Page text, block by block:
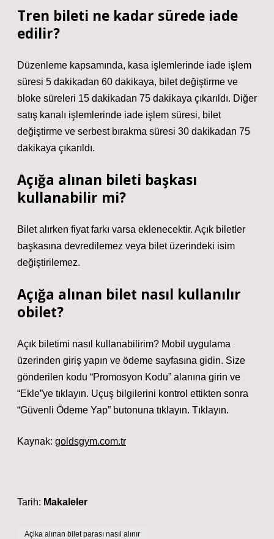
Tren bileti ne kadar sürede iade
edilir?
Düzenleme kapsamında, kasa işlemlerinde iade işlem
süresi 5 dakikadan 60 dakikaya, bilet değiştirme ve
bloke süreleri 15 dakikadan 75 dakikaya çıkarıldı. Diğer
satış kanalı işlemlerinde iade işlem süresi, bilet
değiştirme ve serbest bırakma süresi 30 dakikadan 75
dakikaya çıkarıldı.
Açığa alınan bileti başkası
kullanabilir mi?
Bilet alırken fiyat farkı varsa eklenecektir. Açık biletler
başkasına devredilemez veya bilet üzerindeki isim
değiştirilemez.
Açığa alınan bilet nasıl kullanılır
obilet?
Açık biletimi nasıl kullanabilirim? Mobil uygulama
üzerinden giriş yapın ve ödeme sayfasına gidin. Size
gönderilen kodu “Promosyon Kodu” alanına girin ve
“Ekle”ye tıklayın. Uçuş bilgilerini kontrol ettikten sonra
“Güvenli Ödeme Yap” butonuna tıklayın. Tıklayın.
Kaynak: goldsgym.com.tr
Tarih: Makaleler
Açika alınan bilet parası nasıl alınır